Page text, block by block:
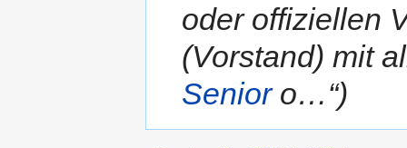
oder offiziellen
(Vorstand) mit
Senioro…“)